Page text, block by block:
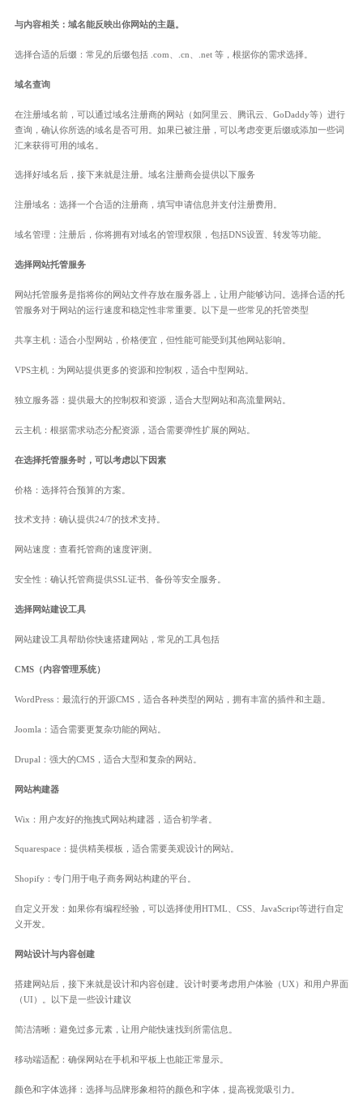
与内容相关：域名能反映出你网站的主题。
选择合适的后缀：常见的后缀包括 .com、.cn、.net 等，根据你的需求选择。
域名查询
在注册域名前，可以通过域名注册商的网站（如阿里云、腾讯云、GoDaddy等）进行
查询，确认你所选的域名是否可用。如果已被注册，可以考虑变更后缀或添加一些词
汇来获得可用的域名。
选择好域名后，接下来就是注册。域名注册商会提供以下服务
注册域名：选择一个合适的注册商，填写申请信息并支付注册费用。
域名管理：注册后，你将拥有对域名的管理权限，包括DNS设置、转发等功能。
选择网站托管服务
网站托管服务是指将你的网站文件存放在服务器上，让用户能够访问。选择合适的托
管服务对于网站的运行速度和稳定性非常重要。以下是一些常见的托管类型
共享主机：适合小型网站，价格便宜，但性能可能受到其他网站影响。
VPS主机：为网站提供更多的资源和控制权，适合中型网站。
独立服务器：提供最大的控制权和资源，适合大型网站和高流量网站。
云主机：根据需求动态分配资源，适合需要弹性扩展的网站。
在选择托管服务时，可以考虑以下因素
价格：选择符合预算的方案。
技术支持：确认提供24/7的技术支持。
网站速度：查看托管商的速度评测。
安全性：确认托管商提供SSL证书、备份等安全服务。
选择网站建设工具
网站建设工具帮助你快速搭建网站，常见的工具包括
CMS（内容管理系统）
WordPress：最流行的开源CMS，适合各种类型的网站，拥有丰富的插件和主题。
Joomla：适合需要更复杂功能的网站。
Drupal：强大的CMS，适合大型和复杂的网站。
网站构建器
Wix：用户友好的拖拽式网站构建器，适合初学者。
Squarespace：提供精美模板，适合需要美观设计的网站。
Shopify：专门用于电子商务网站构建的平台。
自定义开发：如果你有编程经验，可以选择使用HTML、CSS、JavaScript等进行自定
义开发。
网站设计与内容创建
搭建网站后，接下来就是设计和内容创建。设计时要考虑用户体验（UX）和用户界面
（UI）。以下是一些设计建议
简洁清晰：避免过多元素，让用户能快速找到所需信息。
移动端适配：确保网站在手机和平板上也能正常显示。
颜色和字体选择：选择与品牌形象相符的颜色和字体，提高视觉吸引力。